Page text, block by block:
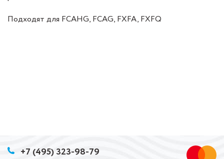
Подходят для FCAHG, FCAG, FXFA, FXFQ
+7 (495) 323-98-79